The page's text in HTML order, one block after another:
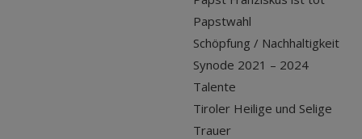
Papstwahl
Schöpfung / Nachhaltigkeit
Synode 2021 – 2024
Talente
Tiroler Heilige und Selige
Trauer